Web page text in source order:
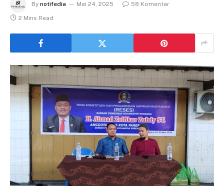
By notifedia Mei 24, 2025
58 Komentar
2 Mins Read